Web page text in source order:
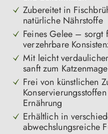
Zubereitet in
natürliche Nährstoffe
Feines Gelee –
verzehrbare
Mit leicht
sanft zum
Frei von künstlichen
Ernährung
Erhältlich in
abwechslungsreiche